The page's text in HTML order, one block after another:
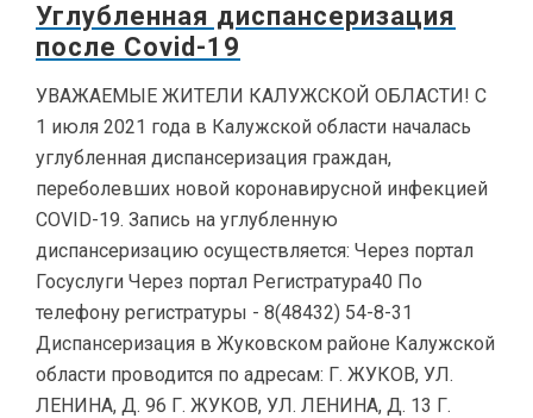
Углубленная диспансеризация
после Covid-19
УВАЖАЕМЫЕ ЖИТЕЛИ КАЛУЖСКОЙ ОБЛАСТИ! С
1 июля 2021 года в Калужской области началась
углубленная диспансеризация граждан,
переболевших новой коронавирусной инфекцией
COVID-19. Запись на углубленную
диспансеризацию осуществляется: Через портал
Госуслуги Через портал Регистратура40 По
телефону регистратуры - 8(48432) 54-8-31
Диспансеризация в Жуковском районе Калужской
области проводится по адресам: Г. ЖУКОВ, УЛ.
ЛЕНИНА, Д. 96 Г. ЖУКОВ, УЛ. ЛЕНИНА, Д. 13 Г.